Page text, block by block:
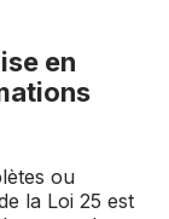
en
ou
la Loi 25 est